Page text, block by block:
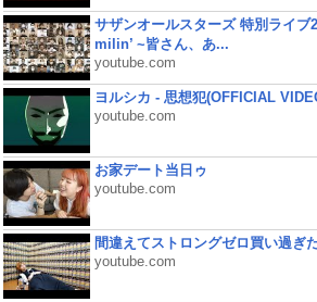
サザンオールスターズ 特別ライブ
milin’ ~皆さん、あ...
youtube.com
ヨルシカ - 思想犯(OFFICIAL
youtube.com
お家デート当日ゥ
youtube.com
間違えてストロングゼロ買い過ぎた
youtube.com